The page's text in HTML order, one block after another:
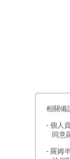
相關備
- 個人
同意
- 羅姆